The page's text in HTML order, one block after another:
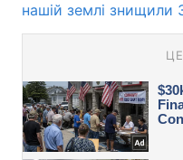
нашій землі знищили